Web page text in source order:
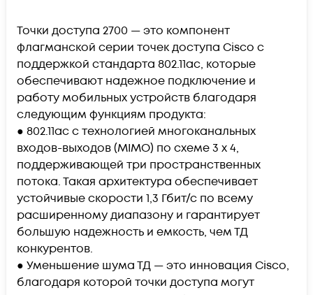
Точки доступа 2700 — это компонент
флагманской серии точек доступа Cisco с
поддержкой стандарта 802.11ас, которые
обеспечивают надежное подключение и
работу мобильных устройств благодаря
следующим функциям продукта:
● 802.11ac с технологией многоканальных
входов-выходов (MIMO) по схеме 3 x 4,
поддерживающей три пространственных
потока. Такая архитектура обеспечивает
устойчивые скорости 1,3 Гбит/с по всему
расширенному диапазону и гарантирует
большую надежность и емкость, чем ТД
конкурентов.
● Уменьшение шума ТД — это инновация Cisco,
благодаря которой точки доступа могут